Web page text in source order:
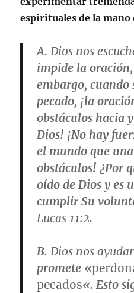
espirituales de la mano
A. Dios nos
impide la
embargo, cuando
pecado, ¡la
obstáculos hacia
Dios! ¡No hay
el mundo que
obstáculos! ¿Por
oído de Dios y es
cumplir Su
Lucas 11:2.
B. Dios nos
promete «
pecados«. Esto